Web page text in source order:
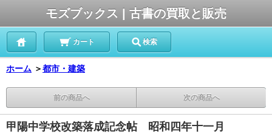
モズブックス | 古書の買取と販売
カート 検索
ホーム ＞都市・建築
前の商品へ 次の商品へ
甲陽中学校改築落成記念帖 昭和四年十一月